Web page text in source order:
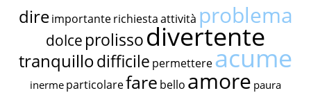
dire importante richiestaattività problema
dolce prolissodivertente
tranquillodifficile permettereacume
inerme particolarefare bello amore paura